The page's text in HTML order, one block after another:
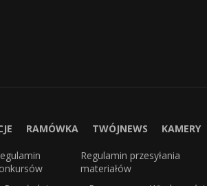
RAMÓWKA TWÓJNEWS KAMERY
Regulamin przesyłania
materiałów